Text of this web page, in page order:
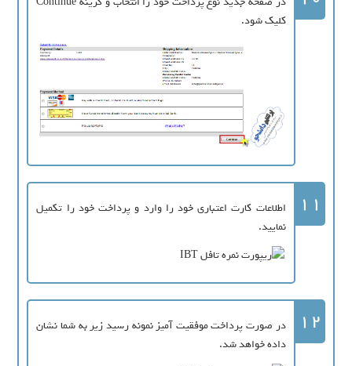
کلیک شود.
11
اطلاعات کارت اعتباری خود را وارد و پرداخت خود را تکمیل
نمایید.
12
در صورت پرداخت موفقیت آمیز نمونه رسید زیر به شما نشان
داده خواهد شد.